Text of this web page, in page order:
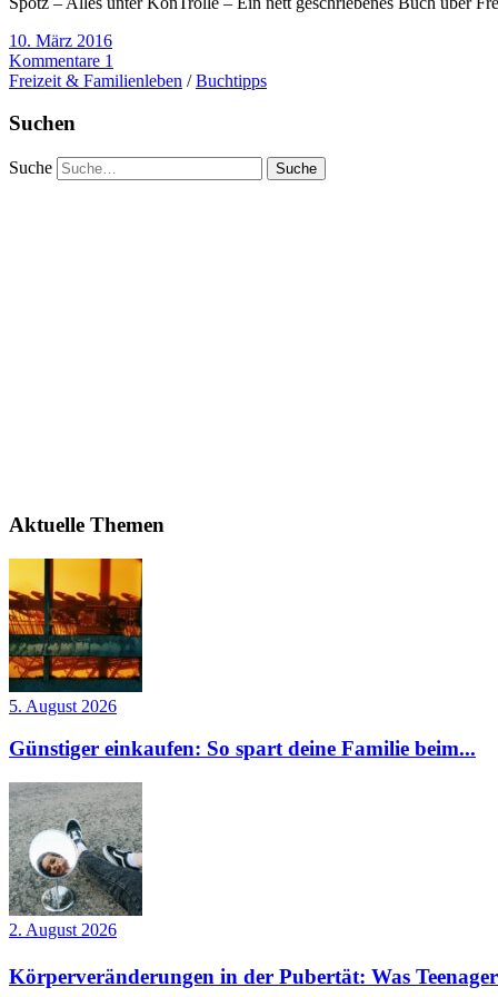
10. März 2016
Kommentare 1
Freizeit & Familienleben /Buchtipps
Suchen
Suche
Aktuelle Themen
5. August 2026
Günstiger einkaufen: So spart deine Familie beim...
2. August 2026
Körperveränderungen in der Pubertät: Was